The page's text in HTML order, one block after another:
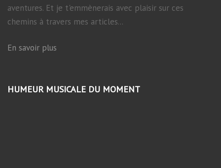
aventures. Et je t'emmènerais avec plaisir sur ces
chemins à travers mes articles...
En savoir plus
HUMEUR MUSICALE DU MOMENT